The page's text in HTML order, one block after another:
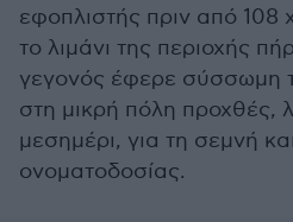
εφοπλιστής πριν από 108
το λιμάνι της περιοχής
γεγονός έφερε σύσσωμη
στη μικρή πόλη προχθές,
μεσημέρι, για τη σεμνή
ονοματοδοσίας.